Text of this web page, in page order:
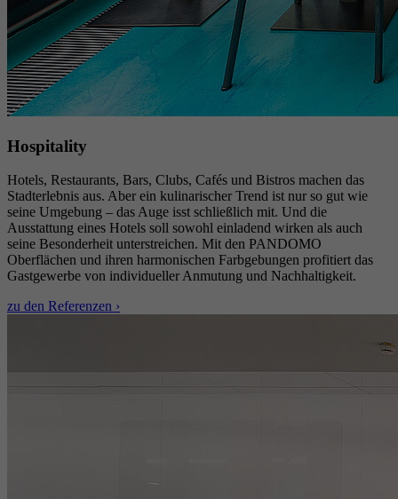
Hospitality
Hotels, Restaurants, Bars, Clubs, Cafés und Bistros machen das
Stadterlebnis aus. Aber ein kulinarischer Trend ist nur so gut wie
seine Umgebung – das Auge isst schließlich mit. Und die
Ausstattung eines Hotels soll sowohl einladend wirken als auch
seine Besonderheit unterstreichen. Mit den PANDOMO
Oberflächen und ihren harmonischen Farbgebungen profitiert das
Gastgewerbe von individueller Anmutung und Nachhaltigkeit.
zu den Referenzen ›